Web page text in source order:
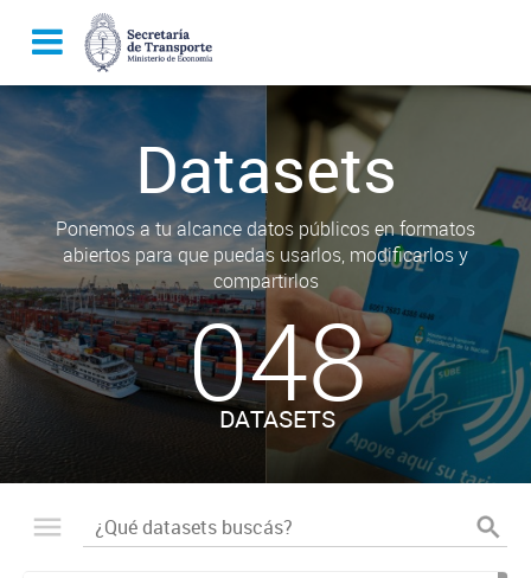
Datasets
Ponemos a tu alcance datos públicos en formatos
abiertos para que puedas usarlos, modificarlos y
compartirlos
048
DATASETS